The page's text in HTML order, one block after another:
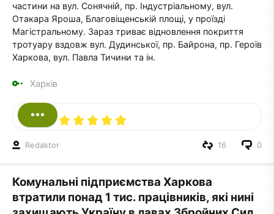
частини на вул. Сонячній, пр. Індустріальному, вул.
Отакара Яроша, Благовіщенській площі, у проїзді
Магістральному. Зараз триває відновлення покриття
тротуару вздовж вул. Дудинської, пр. Байрона, пр. Героїв
Харкова, вул. Павла Тичини та ін.
Харків
Redaktor 0
16
Комунальні підприємства Харкова
втратили понад 1 тис. працівників, які нині